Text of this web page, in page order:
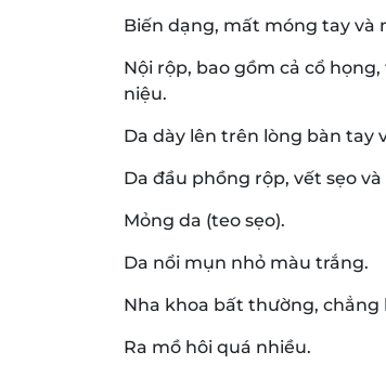
Biến dạng, mất móng tay và
Nội rộp, bao gồm cả cổ
niệu.
Da dày lên trên lòng bàn tay
Da đầu phồng rộp, vết sẹo
Mỏng da (teo sẹo).
Da nổi mụn nhỏ màu trắng.
Nha khoa bất thường,
Ra mồ hôi quá nhiều.